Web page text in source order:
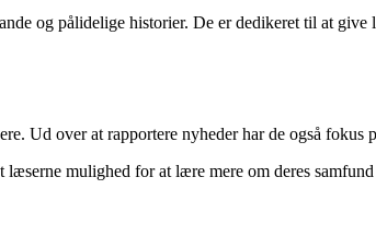
og pålidelige historier. De er dedikeret til at
Ud over at rapportere nyheder har de også
mulighed for at lære mere om deres